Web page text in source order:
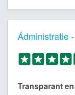
Ádministratie
Transparant